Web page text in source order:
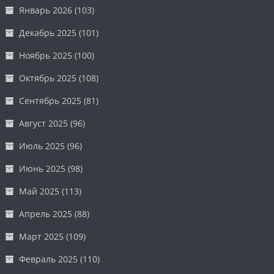
Январь 2026 (103)
Декабрь 2025 (101)
Ноябрь 2025 (100)
Октябрь 2025 (108)
Сентябрь 2025 (81)
Август 2025 (96)
Июль 2025 (96)
Июнь 2025 (98)
Май 2025 (113)
Апрель 2025 (88)
Март 2025 (109)
Февраль 2025 (110)